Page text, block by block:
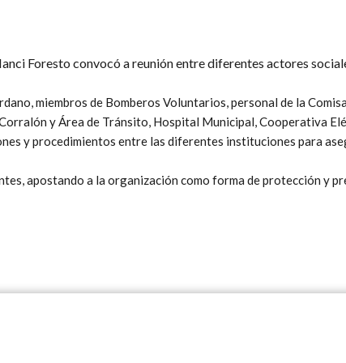
Foresto convocó a reunión entre diferentes actores
miembros de Bomberos Voluntarios, personal de la
y Área de Tránsito, Hospital Municipal, Cooperativa
y procedimientos entre las diferentes instituciones para
apostando a la organización como forma de protección y